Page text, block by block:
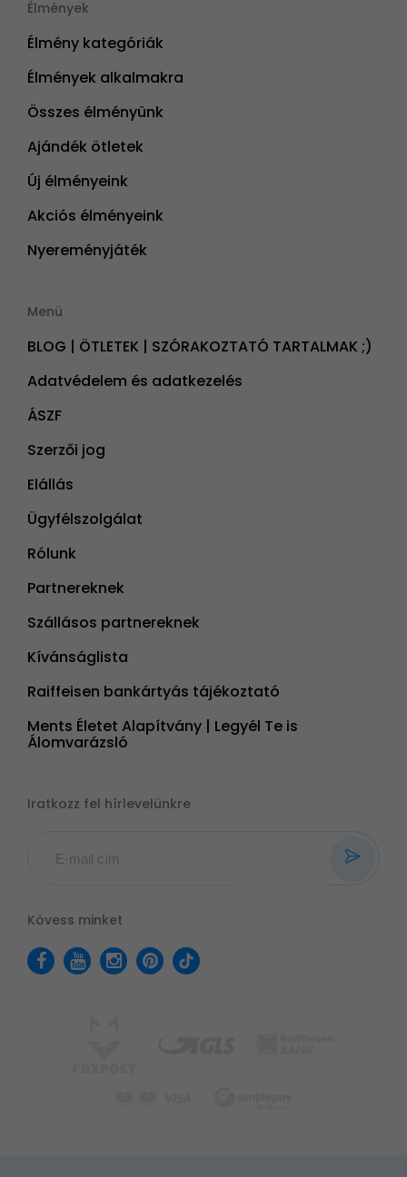
Élmények
Élmény kategóriák
Élmények alkalmakra
Összes élményünk
Ajándék ötletek
Új élményeink
Akciós élményeink
Nyereményjáték
Menü
BLOG | ÖTLETEK | SZÓRAKOZTATÓ TARTALMAK ;)
Adatvédelem és adatkezelés
ÁSZF
Szerzői jog
Elállás
Ügyfélszolgálat
Rólunk
Partnereknek
Szállásos partnereknek
Kívánságlista
Raiffeisen bankártyás tájékoztató
Ments Életet Alapítvány | Legyél Te is
Álomvarázsló
Iratkozz fel hírlevelünkre
Kövess minket